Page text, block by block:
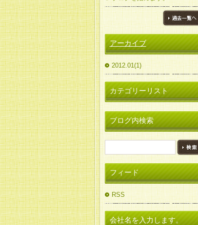
ブログ一覧へ
アーカイブ
2012.01(1)
カテゴリーリスト
ブログ内検索
フィード
RSS
会社名を入力します。